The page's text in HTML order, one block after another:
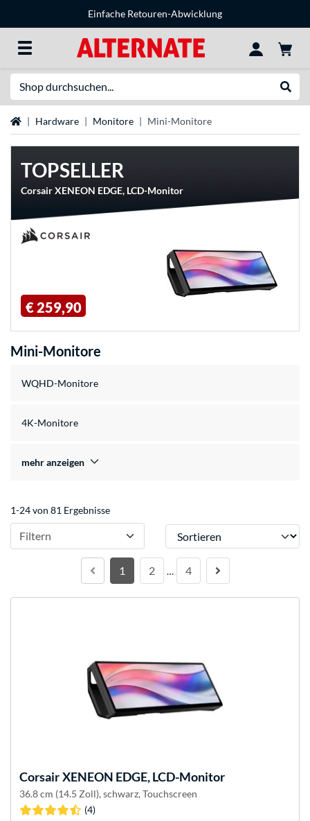
Einfache Retouren-Abwicklung
StartseiteHardware Monitore Mini-Monitore
TOPSELLER
Corsair XENEON EDGE, LCD-Monitor
€ 259,90
Mini-Monitore
WQHD-Monitore
4K-Monitore
mehr anzeigen
1-24 von 81 Ergebnisse
Filtern Sortieren
1 2 … 4
CorsairXENEON EDGE, LCD-Monitor
36.8 cm (14.5 Zoll), schwarz, Touchscreen
(4)